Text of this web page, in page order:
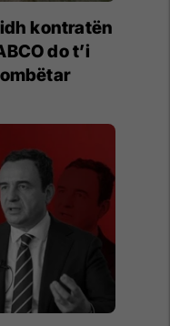
kontratën
do t’i